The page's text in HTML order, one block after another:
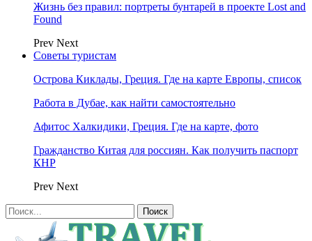
Жизнь без правил: портреты бунтарей в проекте Lost and
Found
Prev Next
Советы туристам
Острова Киклады, Греция. Где на карте Европы, список
Работа в Дубае, как найти самостоятельно
Афитос Халкидики, Греция. Где на карте, фото
Гражданство Китая для россиян. Как получить паспорт
КНР
Prev Next